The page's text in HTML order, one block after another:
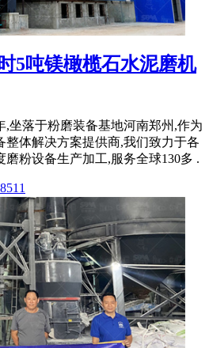
5吨镁橄榄石水泥磨机
,坐落于粉磨装备基地河南郑州,作为
整体解决方案提供商,我们致力于各
磨粉设备生产加工,服务全球130多 .